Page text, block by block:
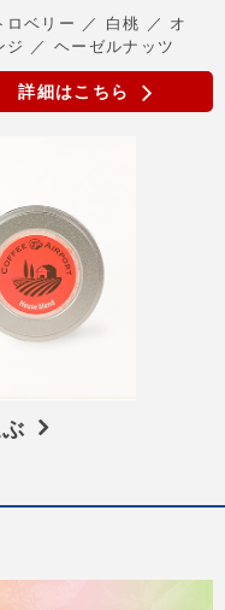
ロベリー ／ 白桃 ／ オ
ジ ／ ヘーゼルナッツ
詳細はこちら